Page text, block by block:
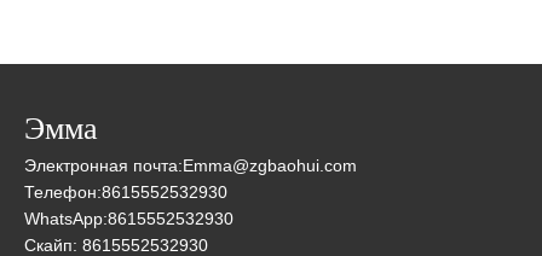
Эмма
Электронная почта:Emma@zgbaohui.com
Телефон:8615552532930
WhatsApp:8615552532930
Скайп: 8615552532930